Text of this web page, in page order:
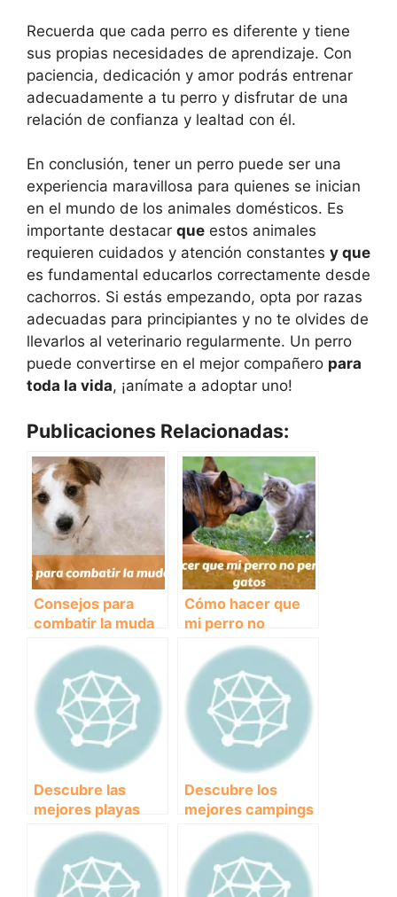
Recuerda que cada perro es diferente y tiene
sus propias necesidades de aprendizaje. Con
paciencia, dedicación y amor podrás entrenar
adecuadamente a tu perro y disfrutar de una
relación de confianza y lealtad con él.
En conclusión, tener un perro puede ser una
experiencia maravillosa para quienes se inician
en el mundo de los animales domésticos. Es
importante destacar que estos animales
requieren cuidados y atención constantes y que
es fundamental educarlos correctamente desde
cachorros. Si estás empezando, opta por razas
adecuadas para principiantes y no te olvides de
llevarlos al veterinario regularmente. Un perro
puede convertirse en el mejor compañero para
toda la vida, ¡anímate a adoptar uno!
Publicaciones Relacionadas:
Consejos para
combatir la muda
Cómo hacer que
mi perro no
persiga a los gatos
Descubre las
mejores playas
para perros en
Alicante y disfruta
del verano con tu
mascota
Descubre los
mejores campings
para disfrutar con
tus perros en
Cantabria